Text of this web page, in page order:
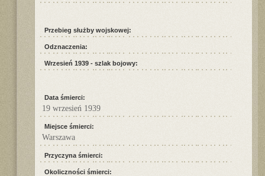
Przebieg służby wojskowej:
Odznaczenia:
Wrzesień 1939 - szlak bojowy:
Data śmierci:
19 wrzesień 1939
Miejsce śmierci:
Warszawa
Przyczyna śmierci:
Okoliczności śmierci: